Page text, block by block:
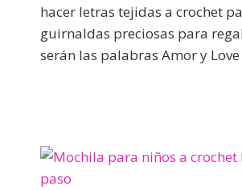
hacer letras tejidas a crochet
guirnaldas preciosas para
serán las palabras Amor y